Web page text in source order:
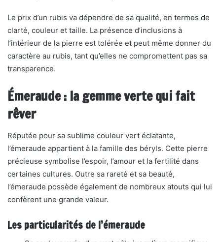
Le prix d’un rubis va dépendre de sa qualité, en termes de
clarté, couleur et taille. La présence d’inclusions à
l’intérieur de la pierre est tolérée et peut même donner du
caractère au rubis, tant qu’elles ne compromettent pas sa
transparence.
Émeraude : la gemme verte qui fait
rêver
Réputée pour sa sublime couleur vert éclatante,
l’émeraude appartient à la famille des béryls. Cette pierre
précieuse symbolise l’espoir, l’amour et la fertilité dans
certaines cultures. Outre sa rareté et sa beauté,
l’émeraude possède également de nombreux atouts qui lui
confèrent une grande valeur.
Les particularités de l’émeraude